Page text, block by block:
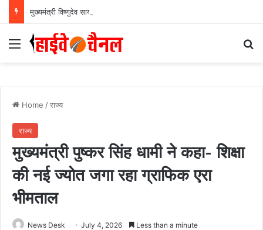
Menu
Home /राज्य
राज्य
मुख्यमंत्री पुष्कर सिंह धामी ने कहा- शिक्षा
की नई ज्योत जगा रहा ग्राफिक एरा
भीमताल
News Desk July 4, 2026 Less than a minute